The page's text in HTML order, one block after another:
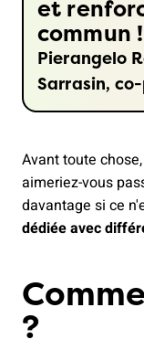
et
commun !
Pierangelo
Sarrasin,
Avant toute
aimeriez-vous
davantage si ce
dédiée avec
?